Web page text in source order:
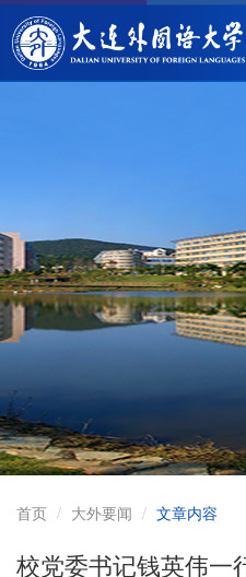
首页 大外要闻 文章内容
校党委书记钱英伟一